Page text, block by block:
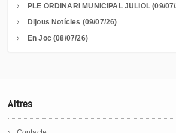
PLE ORDINARI MUNICIPAL JULIOL (09/
Dijous Notícies (09/07/26)
En Joc (08/07/26)
Altres